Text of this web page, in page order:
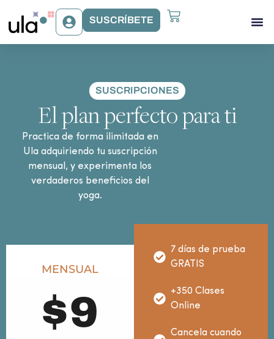
SUSCRÍBETE
SUSCRIPCIONES
El plan perfecto para ti
Practica de forma ilimitada en
Ula adquiriendo tu suscripción
mensual, y experimenta los
verdaderos beneficios del
yoga.
7 días de prueba
GRATIS
+350 Clases
Online
Cancela cuando
MENSUAL
$9